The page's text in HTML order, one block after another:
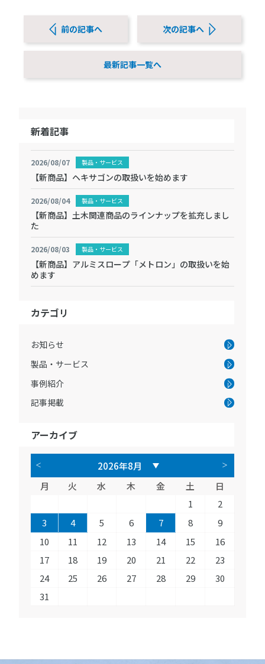
前の記事へ
最新記事一覧へ
次の記事へ
新着記事
2026/08/07 製品・サービス
【新商品】ヘキサゴンの取扱いを始めます
2026/08/04 製品・サービス
【新商品】土木関連商品のラインナップを拡充しまし
た
2026/08/03 製品・サービス
【新商品】アルミスロープ「メトロン」の取扱いを始
めます
カテゴリ
お知らせ
製品・サービス
事例紹介
記事掲載
アーカイブ
月 火 水 木 金 土
日
1
2
3
4 5 6 7 8
9
10
11 12 13 14 15
16
17
18 19 20 21 22
23
24
25 26 27 28 29
30
31